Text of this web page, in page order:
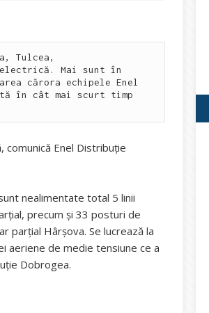
Tulcea,
Mai sunt în
cărora echipele Enel
în cât mai scurt timp
Enel Distribuție
nealimentate total 5 linii
precum şi 33 posturi de
parțial Hârșova. Se lucrează la
aeriene de medie tensiune ce a
Dobrogea.